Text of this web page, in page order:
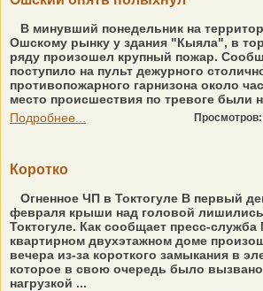
В минувший понедельник на
Ошскому рынку у здания "Кыяла", в
ряду произошел крупный пожар.
поступило на пульт дежурного
противопожарного гарнизона около
место происшествия по тревоге были
Подробнее...
Коротко
Огненное ЧП в Токтогуле В первый
февраля крыши над головой
Токтогуле. Как сообщает пресс-
квартирном двухэтажном доме
вечера из-за короткого замыкания в
которое в свою очередь было
нагрузкой ...